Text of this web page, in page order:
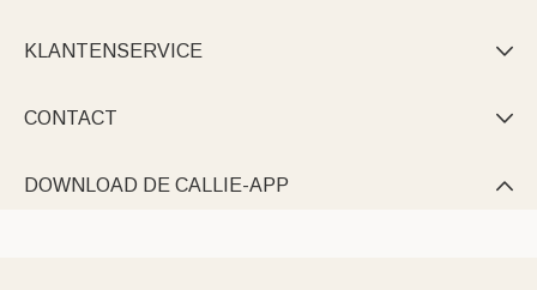
KLANTENSERVICE 
CONTACT 
DOWNLOAD DE CALLIE-APP 